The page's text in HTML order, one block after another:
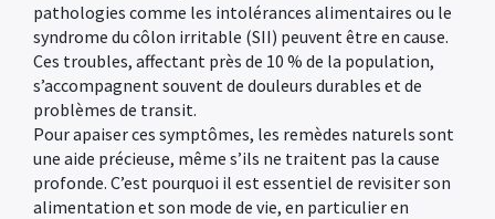
pathologies comme les intolérances alimentaires ou le
syndrome du côlon irritable (SII) peuvent être en cause.
Ces troubles, affectant près de 10 % de la population,
s’accompagnent souvent de douleurs durables et de
problèmes de transit.
Pour apaiser ces symptômes, les remèdes naturels sont
une aide précieuse, même s’ils ne traitent pas la cause
profonde. C’est pourquoi il est essentiel de revisiter son
alimentation et son mode de vie, en particulier en